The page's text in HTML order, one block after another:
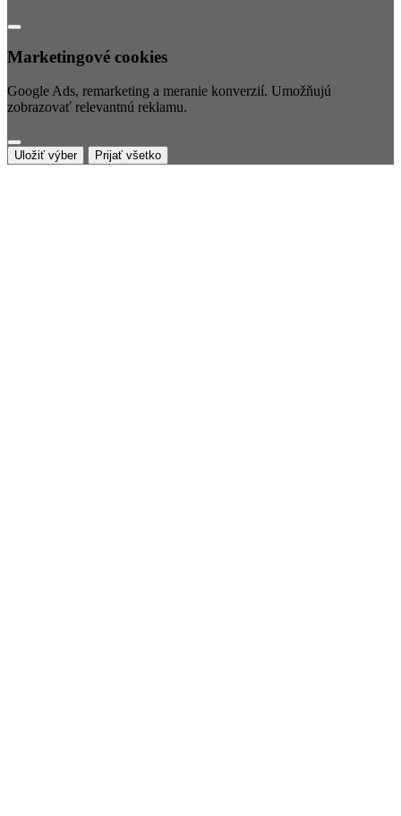
Marketingové cookies
Google Ads, remarketing a meranie konverzií. Umožňujú
zobrazovať relevantnú reklamu.
Uložiť výber Prijať všetko